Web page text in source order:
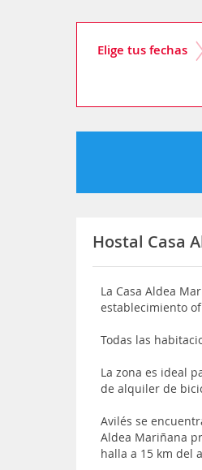
Elige tus fechas
Hostal Casa
La Casa Aldea
establecimiento
Todas las
La zona es ideal
de alquiler de
Avilés se
Aldea Mariñana
halla a 15 km del